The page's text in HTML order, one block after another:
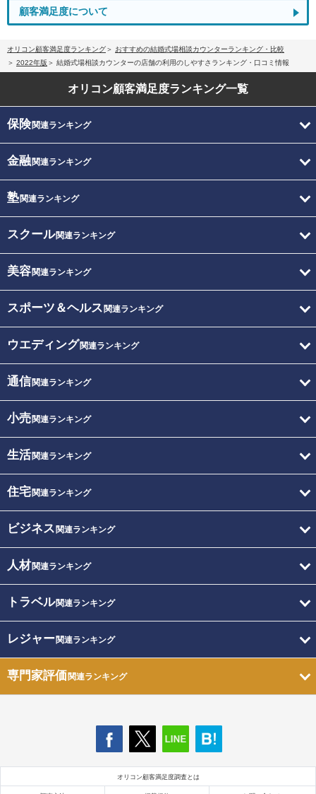
顧客満足度について
オリコン顧客満足度ランキング
おすすめの結婚式場相談カウンターランキング・比較
2022年版
結婚式場相談カウンターの店舗の利用のしやすさランキング・口コミ情報
オリコン顧客満足度ランキング一覧
保険関連ランキング
金融関連ランキング
塾関連ランキング
スクール関連ランキング
美容関連ランキング
スポーツ＆ヘルス 関連ランキング
ウエディング関連ランキング
通信関連ランキング
小売関連ランキング
生活関連ランキング
住宅関連ランキング
ビジネス 関連ランキング
人材関連ランキング
トラベル関連ランキング
レジャー関連ランキング
専門家評価関連ランキング
オリコン顧客満足度調査とは